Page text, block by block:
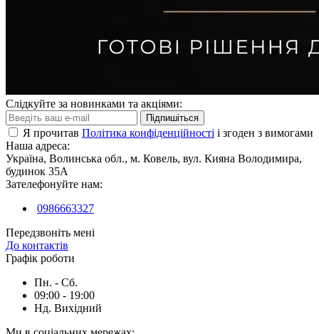
Слідкуйте за новинками та акціями:
Підпишіться
Я прочитав Політика конфіденційності і згоден з вимогами
Наша адреса:
Україна, Волинська обл., м. Ковель, вул. Кияна Володимира,
будинок 35А
Зателефонуйте нам:
0986663327
Передзвоніть мені
До контактів
Графік роботи
Пн. - Сб.
09:00 - 19:00
Нд. Вихідний